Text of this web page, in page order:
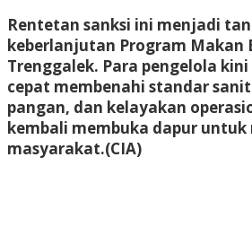
Rentetan sanksi ini menjadi
keberlanjutan Program Makan
Trenggalek. Para pengelola
cepat membenahi standar
pangan, dan kelayakan
kembali membuka dapur untuk
masyarakat.(CIA)